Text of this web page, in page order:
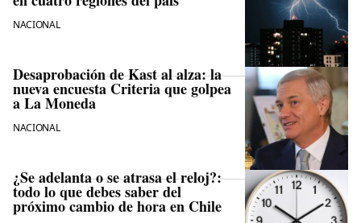
NACIONAL
Desaprobación de Kast al alza: la
nueva encuesta Criteria que golpea
a La Moneda
NACIONAL
¿Se adelanta o se atrasa el reloj?:
todo lo que debes saber del
próximo cambio de hora en Chile